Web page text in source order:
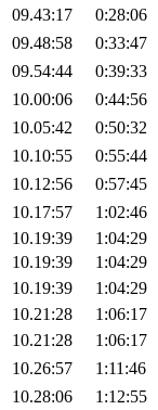
09.43:17
0:28:06
09.48:58
0:33:47
09.54:44
0:39:33
10.00:06
0:44:56
10.05:42
0:50:32
10.10:55
0:55:44
10.12:56
0:57:45
10.17:57
1:02:46
10.19:39
1:04:29
10.19:39
1:04:29
10.19:39
1:04:29
10.21:28
1:06:17
10.21:28
1:06:17
10.26:57
1:11:46
10.28:06
1:12:55